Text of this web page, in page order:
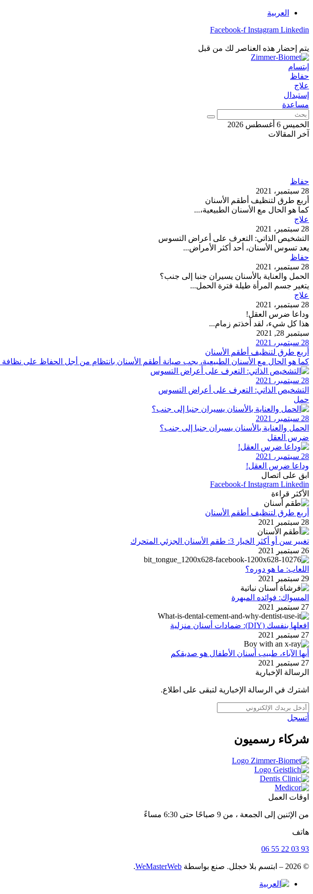
تخطي
المحتوى
العربية
Facebook-f Instagram Linkedin
يتم إحضار هذه العناصر لك من قبل
إبتسام
حفاظ
علاج
إستبدال
مساعدة
بحث
الخميس 6 أغسطس 2026
آخر المقالات
حفاظ
28 سبتمبر، 2021
أربع طرق لتنظيف أطقم الأسنان
كما هو الحال مع الأسنان الطبيعية،...
علاج
28 سبتمبر، 2021
التشخيص الذاتي: التعرف على أعراض التسوس
يعد تسوس الأسنان، أحد أكثر الأمراض...
حفاظ
28 سبتمبر، 2021
الحمل والعناية بالأسنان يسيران جنبا إلى جنب؟
يتغير جسم المرأة طيلة فترة الحمل...
علاج
28 سبتمبر، 2021
وداعا ضرس العقل!
هذا كل شيء، لقد أخذتم زمام...
سبتمبر 28, 2021
28 سبتمبر، 2021
أربع طرق لتنظيف أطقم الأسنان
كما هو الحال مع الأسنان الطبيعية، يجب صيانة أطقم الأسنان بانتظام من أجل الحفاظ على نظافة
28 سبتمبر، 2021
التشخيص الذاتي: التعرف على أعراض التسوس
حمل
28 سبتمبر، 2021
الحمل والعناية بالأسنان يسيران جنبا إلى جنب؟
ضرس العقل
28 سبتمبر، 2021
وداعا ضرس العقل!
ابق على اتصال
Facebook-f Instagram Linkedin
الأكثر قراءة
أربع طرق لتنظيف أطقم الأسنان
28 سبتمبر 2021
تغيير سن أو أكثر الخيار 3: طقم الأسنان الجزئي المتحرك
26 سبتمبر 2021
اللعاب: ما هو دوره؟
29 سبتمبر 2021
المسواك: فوائده المبهرة
27 سبتمبر 2021
افعلها بنفسك (DIY): ضمادات أسنان منزلية
27 سبتمبر 2021
أيها الآباء، طبيب أسنان الأطفال هو صديقكم
27 سبتمبر 2021
الرسالة الإخبارية
اشترك في الرسالة الإخبارية لتبقى على اطلاع.
أتسجل
شركاء رسميون
اوقات العمل
من الإثنين إلى الجمعة ، من 9 صباحًا حتى 6:30 مساءً
هاتف
93 03 22 55 06
© 2026 – ابتسم بلا خجلل. صنع بواسطة WeMasterWeb
.